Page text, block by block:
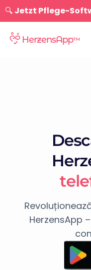
🔍 Jetzt Pflege-
HerzensApp™
tele
HerzensApp